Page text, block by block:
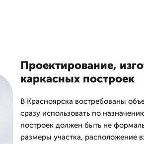
Проектирование,
каркасных построек
В Красноярска востребованы
сразу использовать по
построек должен быть не
размеры участка, расположение